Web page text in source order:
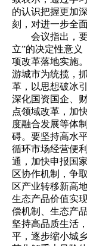
的认识把握更加
刻，对进一步全
会议指出，要
立”的决定性意义
项改革落地实施
游城市为统揽，
革，以思想破冰
深化国资国企、
点领域改革，加
度融合发展等体
碍。要坚持高水
循环市场经营便
通，加快申报国
区协作机制，争
区产业转移新高
生态产品价值实
偿机制、生态产
坚持高品质生活
平，逐步缩小城